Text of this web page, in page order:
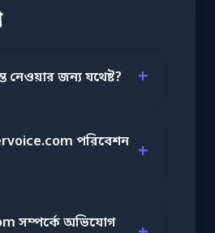
নেওয়ার জন্য যথেষ্ট?
পরিবেশন
সম্পর্কে অভিযোগ